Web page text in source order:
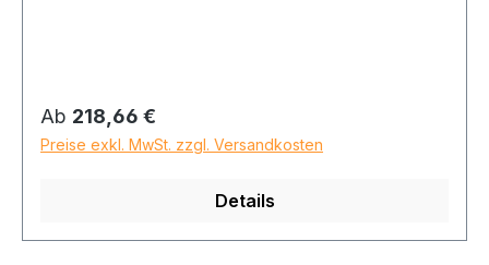
Regulärer Preis:
Ab 218,66 €
Preise exkl. MwSt. zzgl. Versandkosten
Details